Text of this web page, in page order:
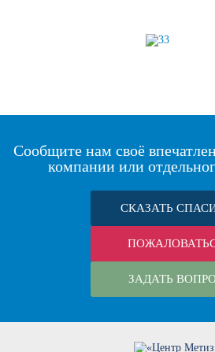
Сообщите нам своё
компании или
СКАЗАТЬ
ЗАДАТЬ